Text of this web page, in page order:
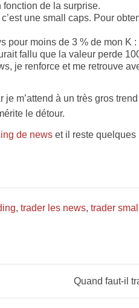
de la surprise.
une small caps. Pour
pour moins de 3 % de mon K
fallu que la valeur perde
je renforce et me retrouve
m’attend à un très gros
le détour.
de news et il reste
, trader les news, trader
Quand faut-il